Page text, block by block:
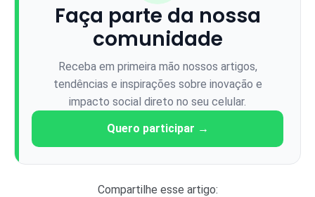
Faça parte da nossa
comunidade
Receba em primeira mão nossos artigos,
tendências e inspirações sobre inovação e
impacto social direto no seu celular.
Quero participar →
Compartilhe esse artigo: